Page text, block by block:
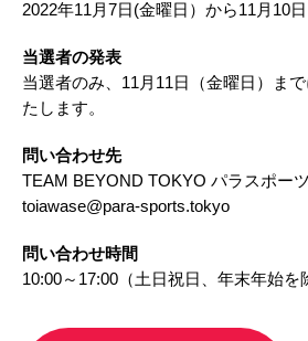
2022年11月7日(金曜日）から11月10
​当選者の発表​
当選者のみ、11月11日（金曜日）ま
たします。
問い合わせ先​
TEAM BEYOND TOKYO パラスポー
toiawase@para-sports.tokyo​
問い合わせ時間​
10:00～17:00（土日祝日、年末年始を